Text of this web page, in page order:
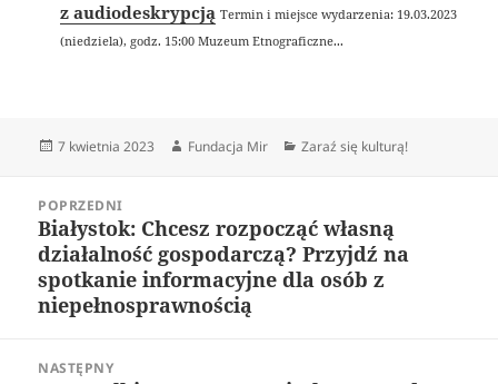
z audiodeskrypcją Termin i miejsce wydarzenia: 19.03.2023
(niedziela), godz. 15:00 Muzeum Etnograficzne...
Data
7 kwietnia 2023 Autor
Fundacja Mir Kategorie
Zaraź się kulturą!
wpisuPOPRZEDNI
Poprzedni
wpis:
Białystok: Chcesz rozpocząć własną
działalność gospodarczą? Przyjdź na
spotkanie informacyjne dla osób z
niepełnosprawnością
NASTĘPNY